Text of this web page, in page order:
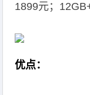
1899元；
优点：